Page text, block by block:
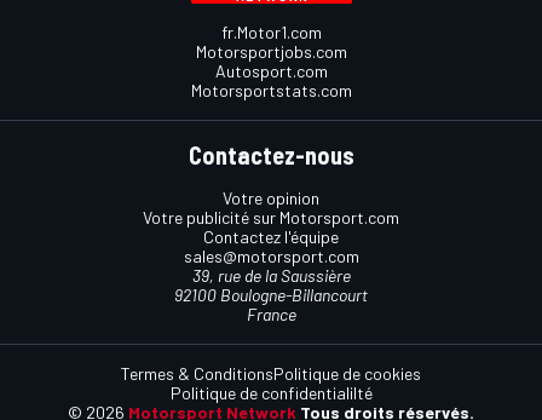
fr.Motor1.com
Motorsportjobs.com
Autosport.com
Motorsportstats.com
Contactez-nous
Votre opinion
Votre publicité sur Motorsport.com
Contactez l'équipe
sales@motorsport.com
39, rue de la Saussière
92100 Boulogne-Billancourt
France
© 2026 Motorsport Network Tous droits réservés.
Termes & ConditionsPolitique de cookies
Politique de confidentialilté